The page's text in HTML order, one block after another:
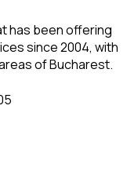
has been offering
since 2004, with
of Bucharest.